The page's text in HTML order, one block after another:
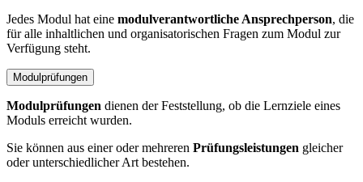
Jedes Modul hat eine modulverantwortliche Ansprechperson, die
für alle inhaltlichen und organisatorischen Fragen zum Modul zur
Verfügung steht.
Modulprüfungen
Modulprüfungen dienen der Feststellung, ob die Lernziele eines
Moduls erreicht wurden.
Sie können aus einer oder mehreren Prüfungsleistungen gleicher
oder unterschiedlicher Art bestehen.